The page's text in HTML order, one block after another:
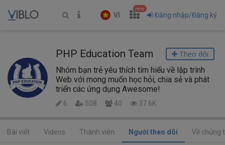
VI
new
Đăng nhập/Đăng ký
PHP Education Team
Theo dõi
Nhóm bạn trẻ yêu thích tìm hiểu về lập trình
Web với mong muốn học hỏi, chia sẻ và phát
triển các ứng dụng Awesome!
6 508 40 37.6K
Bài viết Videos Thành viên Người theo dõi Về chúng